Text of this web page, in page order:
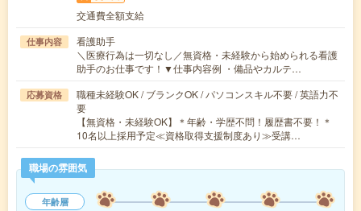
交通費全額支給
仕事内容
看護助手
＼医療行為は一切なし／無資格・未経験から始められる看護
助手のお仕事です！▼仕事内容例 ・備品やカルテ…
応募資格
職種未経験OK / ブランクOK / パソコンスキル不要 / 英語力不
要
【無資格・未経験OK】＊年齢・学歴不問！履歴書不要！＊
10名以上採用予定≪資格取得支援制度あり≫受講…
職場の雰囲気
年齢層